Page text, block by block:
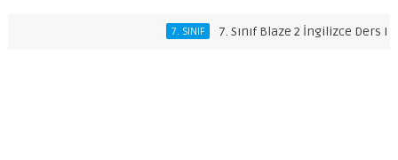
7. Sınıf Blaze 2 İngilizce Ders Kitabı